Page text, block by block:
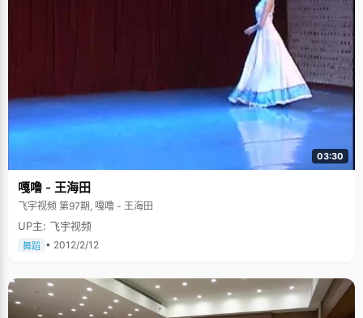
03:30
嘎噜 - 王海田
飞宇视频 第97期, 嘎噜 - 王海田
UP主: 飞宇视频
舞蹈 • 2012/2/12